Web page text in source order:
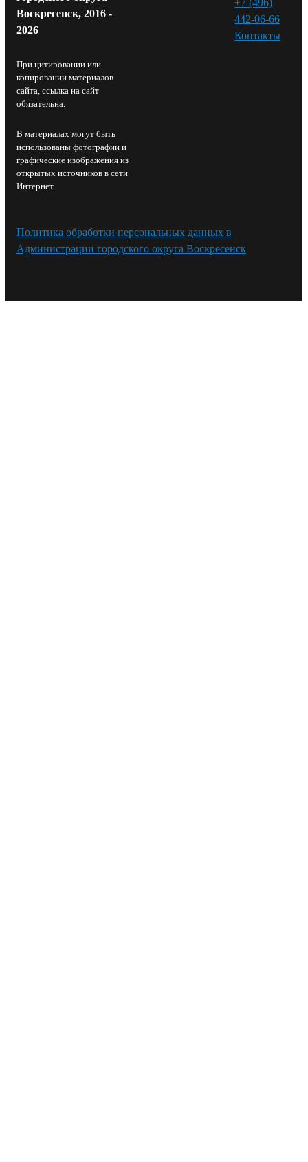
Воскресенск, 2016 -
2026
При цитировании или
копировании материалов
сайта, ссылка на сайт
обязательна.
В материалах могут быть
использованы фотографии и
графические изображения из
открытых источников в сети
Интернет.
442-06-66
Контакты⁠
Политика обработки персональных данных в
Администрации городского округа Воскресенск